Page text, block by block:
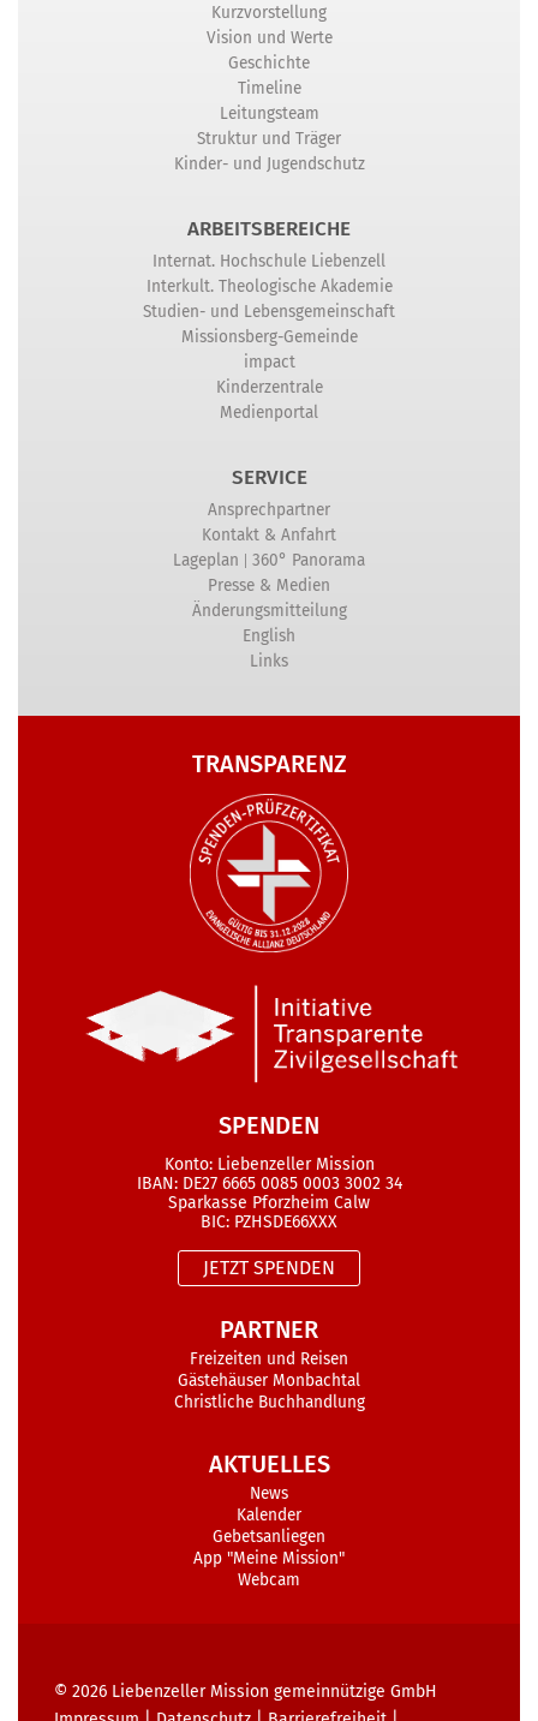
Kurzvorstellung
Vision und Werte
Geschichte
Timeline
Leitungsteam
Struktur und Träger
Kinder- und Jugendschutz
ARBEITSBEREICHE
Internat. Hochschule Liebenzell
Interkult. Theologische Akademie
Studien- und Lebensgemeinschaft
Missionsberg-Gemeinde
impact
Kinderzentrale
Medienportal
SERVICE
Ansprechpartner
Kontakt & Anfahrt
Lageplan | 360° Panorama
Presse & Medien
Änderungsmitteilung
English
Links
TRANSPARENZ
SPENDEN
Konto: Liebenzeller Mission
IBAN: DE27 6665 0085 0003 3002 34
Sparkasse Pforzheim Calw
BIC: PZHSDE66XXX
JETZT SPENDEN
PARTNER
Freizeiten und Reisen
Gästehäuser Monbachtal
Christliche Buchhandlung
AKTUELLES
News
Kalender
Gebetsanliegen
App "Meine Mission"
Webcam
© 2026 Liebenzeller Mission gemeinnützige GmbH